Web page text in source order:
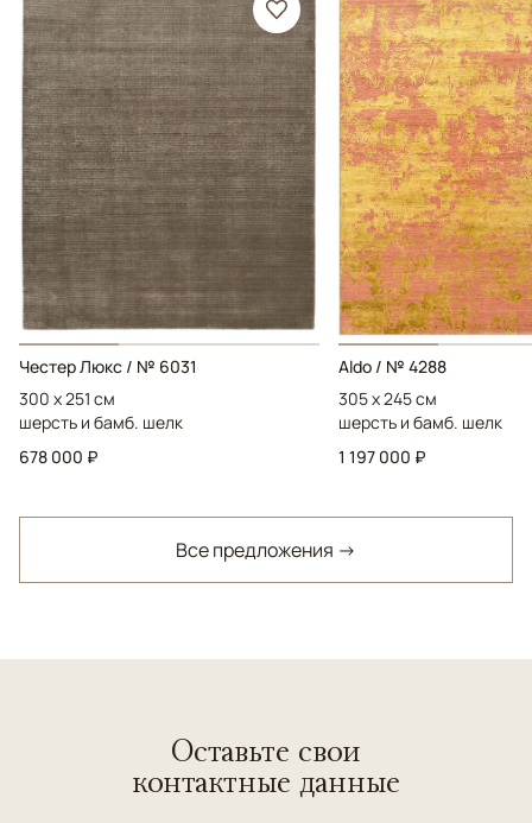
Честер Люкс / № 6031
300 x 251 см
шерсть и бамб. шелк
678 000 ₽
Aldo / № 4288
305 x 245 см
шерсть и бамб. шелк
1 197 000 ₽
Все предложения →
Оставьте свои
контактные данные